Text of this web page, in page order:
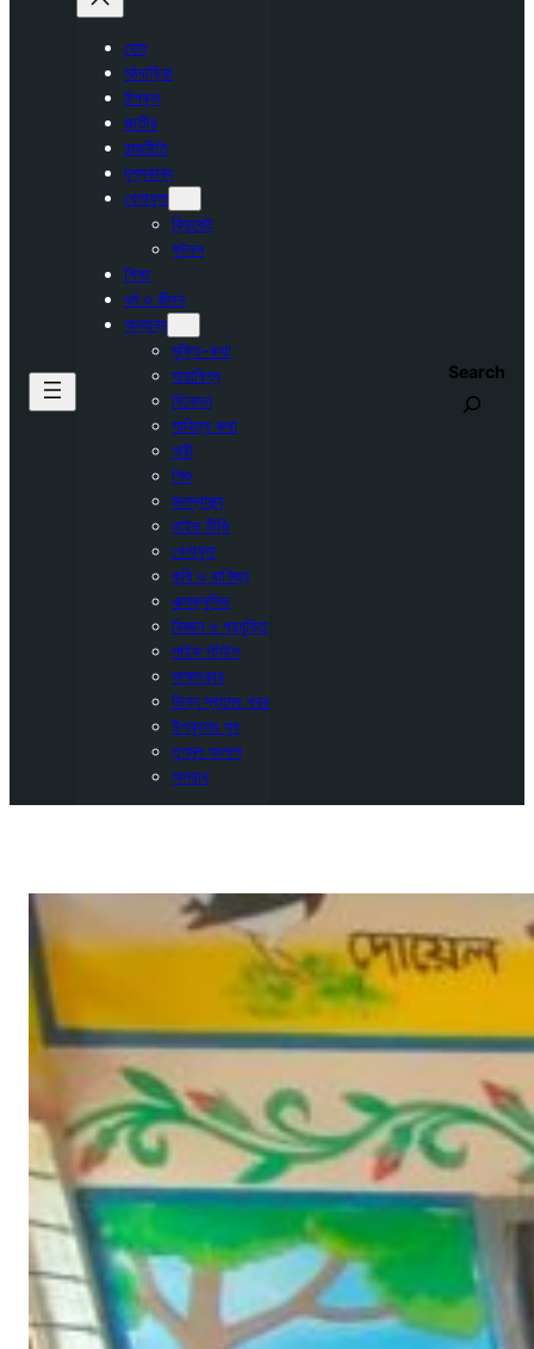
হোম
মঠবাড়িয়া
উপকূল
জাতীয়
রাজনীতি
দৃশ্যকাব্য
খেলাধুলা
ক্রিকেট
ফুটবল
শিক্ষা
ধর্ম ও জীবন
অন্যান্য
মুক্তি-কথা
সারাবিশ্ব
বিনোদন
সাহিত্য কথা
নারী
শিশু
জনস্বাস্থ্য
লাইভ টিভি
খেলাধুলা
কৃষি ও বাণিজ্য
এক্সক্লুসিভ
বিজ্ঞান ও প্রযুক্তি
লাইফ স্টাইল
সাক্ষাৎকার
ভিন্ন স্বাদের খবর
উপকূলের মুখ
তৃণমূল সংলাপ
অপরাধ
Search